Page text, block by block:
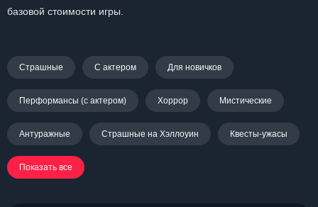
базовой стоимости игры.
Страшные С актером Для новичков
Перформансы (с актером) Хоррор Мистические
Антуражные Страшные на Хэллоуин Квесты-ужасы
Показать все